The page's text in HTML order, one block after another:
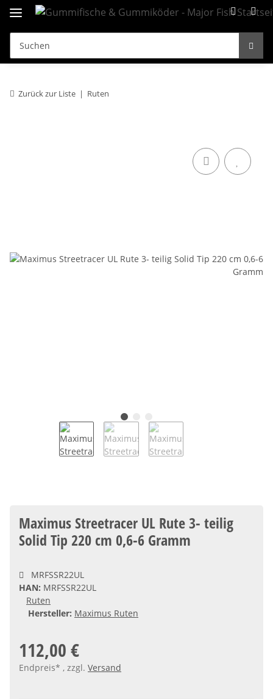
Zurück zur Liste Ruten
Maximus Streetracer UL Rute 3- teilig
Solid Tip 220 cm 0,6-6 Gramm
MRFSSR22UL
HAN: MRFSSR22UL
Ruten
Hersteller: Maximus Ruten
112,00 €
Endpreis* , zzgl. Versand